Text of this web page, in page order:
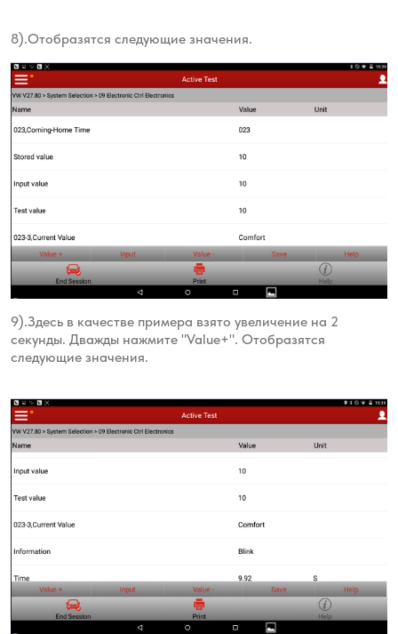
8).Отобразятся следующие значения.
9).Здесь в качестве примера взято увеличение на 2
секунды. Дважды нажмите "Value+". Отобразятся
следующие значения.